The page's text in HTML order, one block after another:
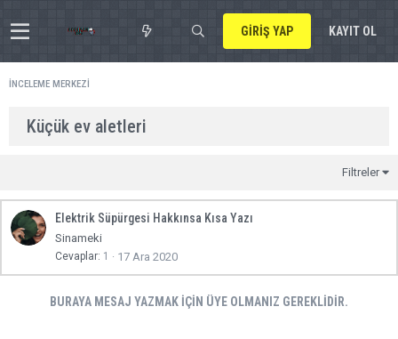
GIRIŞ YAP KAYIT OL
İNCELEME MERKEZI
Küçük ev aletleri
Filtreler
Elektrik Süpürgesi Hakkınsa Kısa Yazı
Sinameki
Cevaplar 1 17 Ara 2020
BURAYA MESAJ YAZMAK IÇIN ÜYE OLMANIZ GEREKLIDIR.